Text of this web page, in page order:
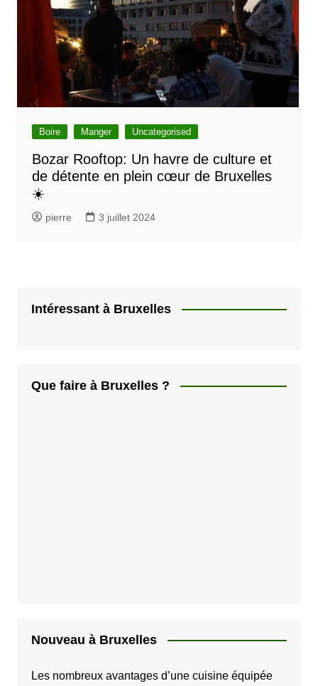
Boire Manger Uncategorised
Bozar Rooftop: Un havre de culture et
de détente en plein cœur de Bruxelles
☀️
pierre 3 juillet 2024
Intéressant à Bruxelles
Que faire à Bruxelles ?
Nouveau à Bruxelles
Les nombreux avantages d’une cuisine équipée